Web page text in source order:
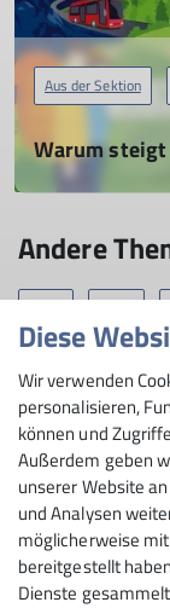
Aus der Sektion
Warum
Damit wir so
Zum 1. Januar
erhöhen. Hier
Andere
2025 2026
Berichte
Kultur im Zuckerturm
Naturschutz
mit's Rad
Diese
Wir verwenden
personalisieren,
können und
Außerdem geben
unserer Website
und Analysen
möglicherweise
bereitgestellt
Dienste